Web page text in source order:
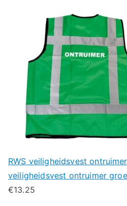
RWS veiligheidsvest
veiligheidsvest ontruimer
€13.25